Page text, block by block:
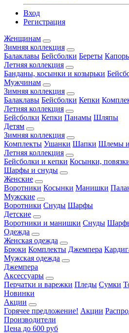
Вход
Регистрация
Женщинам
Зимняя коллекция
Балаклавы Бейсболки Береты
Летняя коллекция
Банданы, косынки и козырьки
Мужчинам
Зимняя коллекция
Балаклавы Бейсболки Кепки
Летняя коллекция
Бейсболки Кепки Панамы Шляпы
Детям
Зимняя коллекция
Комплекты Ушанки Шапки Шлемы и
Летняя коллекция
Бейсболки и кепки Косынки,
Шарфы и снуды
Женские
Воротники Косынки Манишки
Мужские
Воротники Снуды Шарфы
Детские
Воротники и манишки Снуды
Одежда
Женская одежда
Брюки Комплекты Джемпера
Мужская одежда
Джемпера
Аксессуары
Перчатки и варежки Пледы Сумки
Новинки
Акции
Горячее предложение! Акции
Производители
Цена до 600 руб